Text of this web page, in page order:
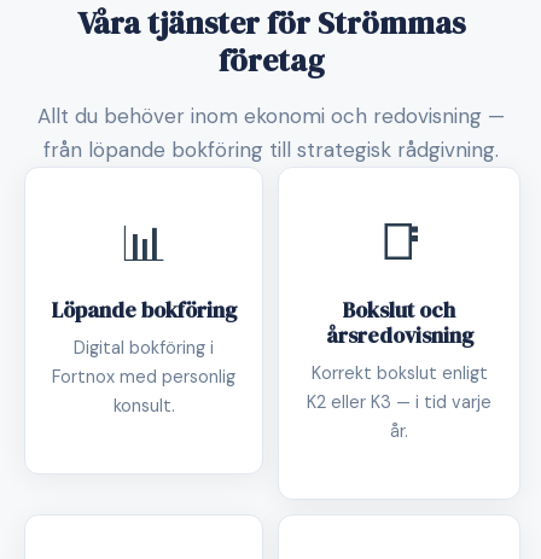
Våra tjänster för Strömmas
företag
Allt du behöver inom ekonomi och redovisning —
från löpande bokföring till strategisk rådgivning.
📊
Löpande bokföring
Digital bokföring i
Fortnox med personlig
konsult.
📑
Bokslut och
årsredovisning
Korrekt bokslut enligt
K2 eller K3 — i tid varje
år.